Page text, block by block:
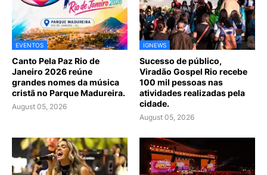
EVENTOS
Canto Pela Paz Rio de
Janeiro 2026 reúne
grandes nomes da música
cristã no Parque Madureira.
August 05, 2026
IGNEWS
Sucesso de público,
Viradão Gospel Rio recebe
100 mil pessoas nas
atividades realizadas pela
cidade.
August 05, 2026